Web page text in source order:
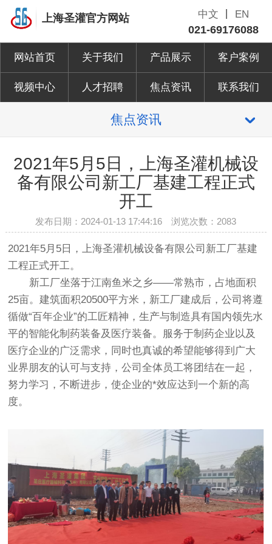
上海圣灌官方网站 中文 EN
021-69176088
网站首页 关于我们 产品展示 客户案例
视频中心 人才招聘 焦点资讯 联系我们
焦点资讯
2021年5月5日，上海圣灌机械设
备有限公司新工厂基建工程正式
开工
发布日期：2024-01-13 17:44:16 浏览次数：2083
2021年5月5日，上海圣灌机械设备有限公司新工厂基建
工程正式开工。
新工厂坐落于江南鱼米之乡——常熟市，占地面积
25亩。建筑面积20500平方米，新工厂建成后，公司将遵
循做“百年企业”的工匠精神，生产与制造具有国内领先水
平的智能化制药装备及医疗装备。服务于制药企业以及
医疗企业的广泛需求，同时也真诚的希望能够得到广大
业界朋友的认可与支持，公司全体员工将团结在一起，
努力学习，不断进步，使企业的*效应达到一个新的高
度。